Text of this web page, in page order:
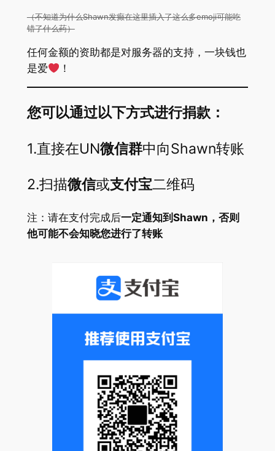
（不知道为什么Shawn发癫在这里插入了这么多emoji可能吃
错了什么药）
任何金额的资助都是对服务器的支持，一块钱也
是爱
！
您可以通过以下方式进行捐款：
1.直接在UN微信群中向Shawn转账
2.扫描微信或支付宝二维码
注：请在支付完成后一定通知到Shawn，否则
他可能不会知晓您进行了转账